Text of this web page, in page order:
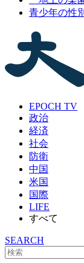
青少年の性
EPOCH TV
政治
経済
社会
防衛
中国
米国
国際
LIFE
すべて
SEARCH